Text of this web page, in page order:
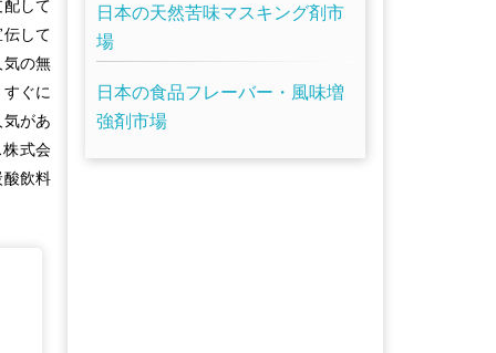
して
して
の無
ぐに
があ
式会
飲料
日本の天然苦味マスキング剤市
場
日本の食品フレーバー・風味増
強剤市場